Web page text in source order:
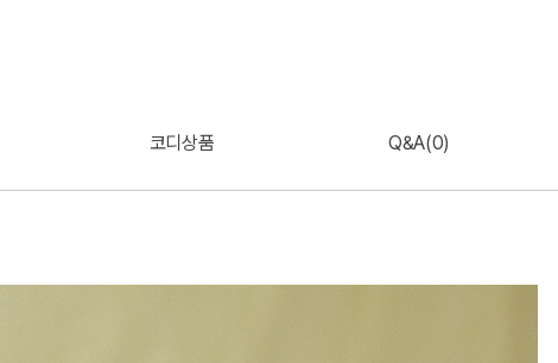
코디상품 Q&A(0)